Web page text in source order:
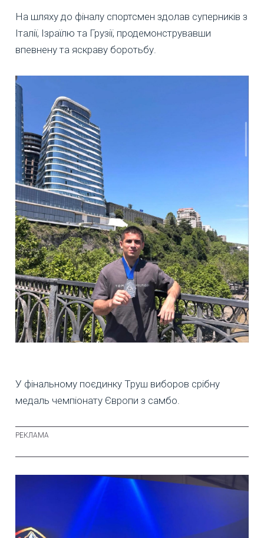
На шляху до фіналу спортсмен здолав суперників з
Італії, Ізраїлю та Грузії, продемонструвавши
впевнену та яскраву боротьбу.
У фінальному поєдинку Труш виборов срібну
медаль чемпіонату Європи з самбо.